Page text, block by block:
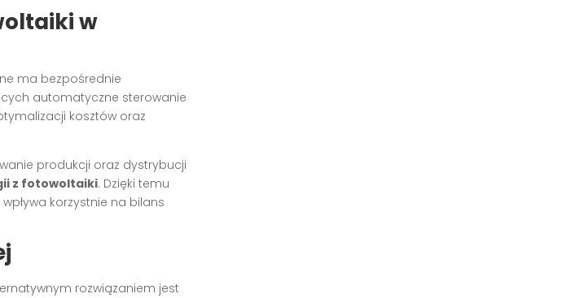
w
ma bezpośrednie
automatyczne sterowanie
kosztów oraz
produkcji oraz dystrybucji
z fotowoltaiki. Dzięki temu
korzystnie na bilans
rozwiązaniem jest